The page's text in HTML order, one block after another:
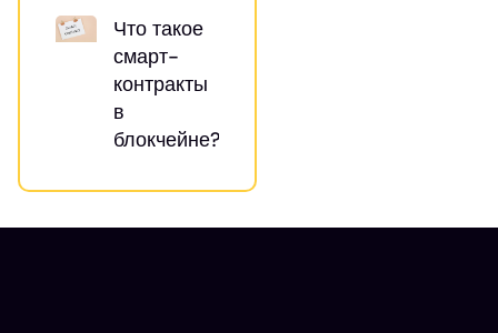
Что такое
смарт-
контракты
в
блокчейне?